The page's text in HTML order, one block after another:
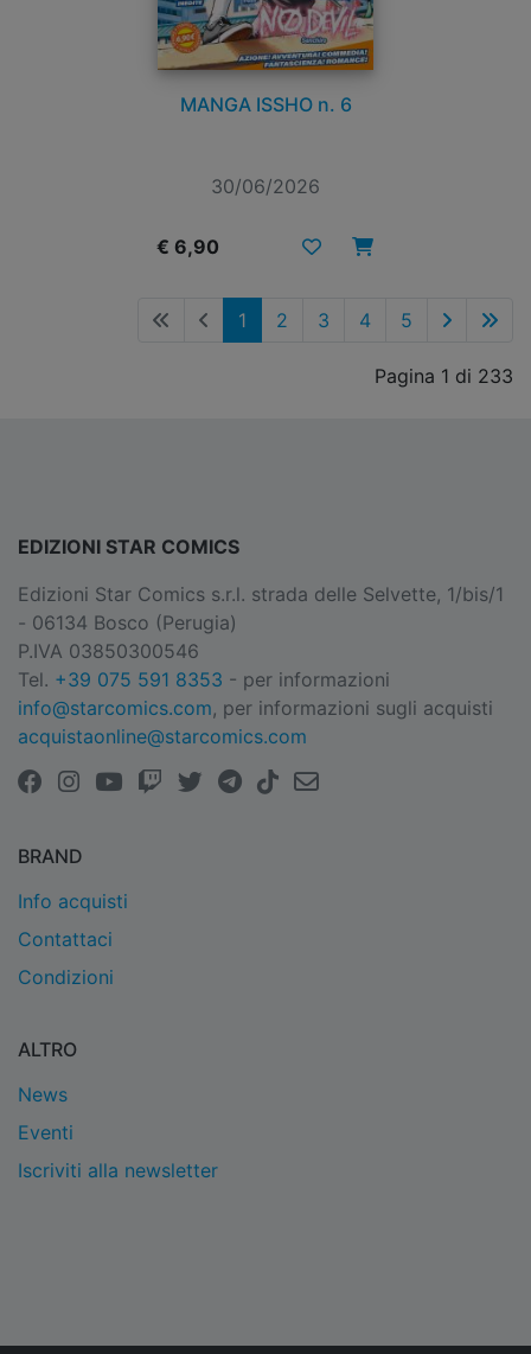
MANGA ISSHO n. 6
30/06/2026
€ 6,90
1 2 3 4 5
Pagina 1 di 233
EDIZIONI STAR COMICS
Edizioni Star Comics s.r.l. strada delle Selvette, 1/bis/1
- 06134 Bosco (Perugia)
P.IVA 03850300546
Tel. +39 075 591 8353 - per informazioni
info@starcomics.com, per informazioni sugli acquisti
acquistaonline@starcomics.com
BRAND
Info acquisti
Contattaci
Condizioni
ALTRO
News
Eventi
Iscriviti alla newsletter